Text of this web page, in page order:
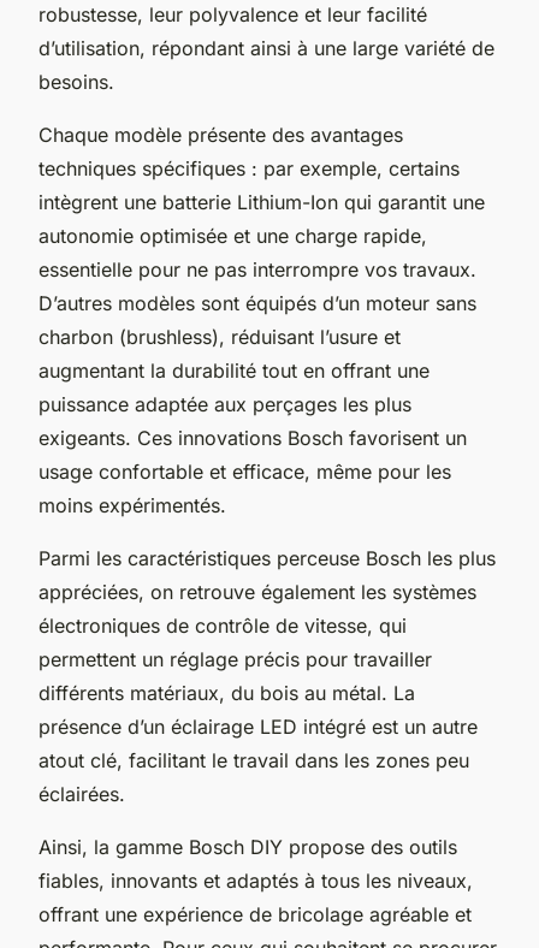
robustesse, leur polyvalence et leur facilité
d’utilisation, répondant ainsi à une large variété de
besoins.
Chaque modèle présente des avantages
techniques spécifiques : par exemple, certains
intègrent une batterie Lithium-Ion qui garantit une
autonomie optimisée et une charge rapide,
essentielle pour ne pas interrompre vos travaux.
D’autres modèles sont équipés d’un moteur sans
charbon (brushless), réduisant l’usure et
augmentant la durabilité tout en offrant une
puissance adaptée aux perçages les plus
exigeants. Ces innovations Bosch favorisent un
usage confortable et efficace, même pour les
moins expérimentés.
Parmi les caractéristiques perceuse Bosch les plus
appréciées, on retrouve également les systèmes
électroniques de contrôle de vitesse, qui
permettent un réglage précis pour travailler
différents matériaux, du bois au métal. La
présence d’un éclairage LED intégré est un autre
atout clé, facilitant le travail dans les zones peu
éclairées.
Ainsi, la gamme Bosch DIY propose des outils
fiables, innovants et adaptés à tous les niveaux,
offrant une expérience de bricolage agréable et